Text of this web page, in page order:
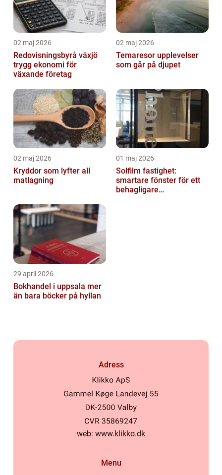
02 maj 2026
Redovisningsbyrå växjö
trygg ekonomi för
växande företag
02 maj 2026
Temaresor upplevelser
som går på djupet
02 maj 2026
Kryddor som lyfter all
matlagning
01 maj 2026
Solfilm fastighet:
smartare fönster för ett
behagligare
29 april 2026
Bokhandel i uppsala mer
än bara böcker på hyllan
Adress
web: www.klikko.dk
Menu